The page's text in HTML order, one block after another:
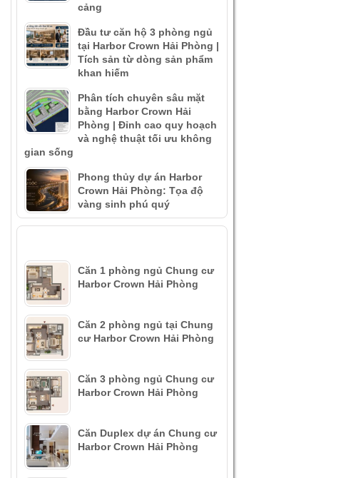
cảng
Đầu tư căn hộ 3 phòng ngủ
tại Harbor Crown Hải Phòng |
Tích sản từ dòng sản phẩm
khan hiếm
Phân tích chuyên sâu mặt
bằng Harbor Crown Hải
Phòng | Đỉnh cao quy hoạch
và nghệ thuật tối ưu không
gian sống
Phong thủy dự án Harbor
Crown Hải Phòng: Tọa độ
vàng sinh phú quý
Căn 1 phòng ngủ Chung cư
Harbor Crown Hải Phòng
Căn 2 phòng ngủ tại Chung
cư Harbor Crown Hải Phòng
Căn 3 phòng ngủ Chung cư
Harbor Crown Hải Phòng
Căn Duplex dự án Chung cư
Harbor Crown Hải Phòng